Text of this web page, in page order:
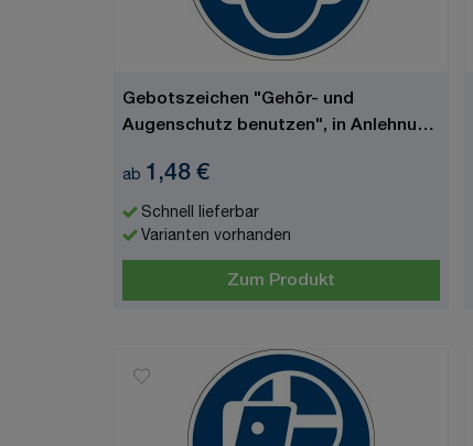
Gebotszeichen "Gehör- und
Augenschutz benutzen", in Anlehnung
ab 1,48 €
Schnell lieferbar
Varianten vorhanden
Zum Produkt